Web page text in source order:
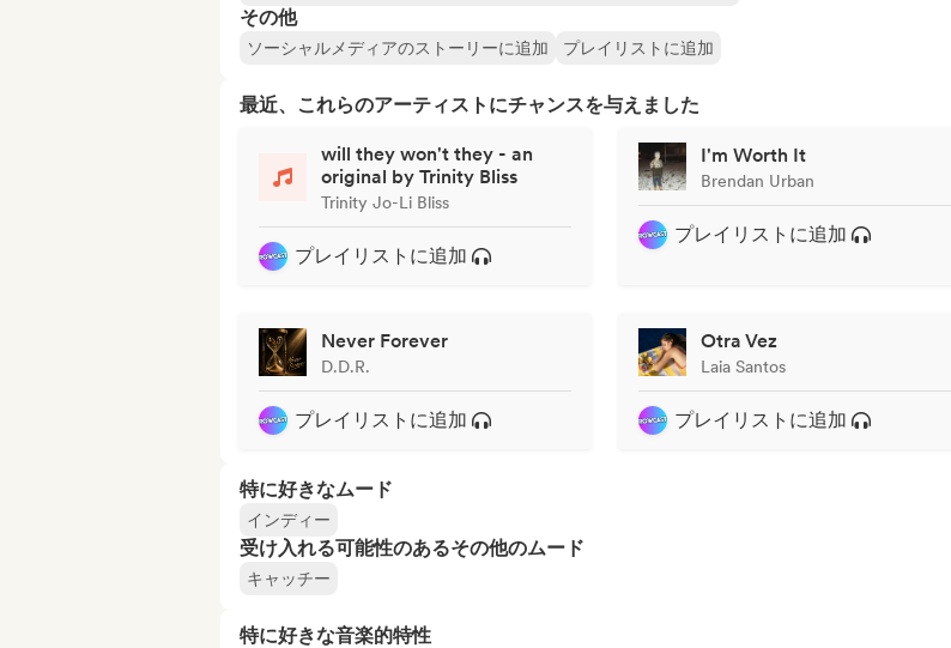
その他
ソーシャルメディアのストーリーに追加 プレイリストに追加
最近、これらのアーティストにチャンスを与えました
will they won't they - an
original by Trinity Bliss
Trinity Jo-Li Bliss
プレイリストに追加
I'm Worth It
Brendan Urban
プレイリストに追加
Never Forever
D.D.R.
プレイリストに追加
Otra Vez
Laia Santos
プレイリストに追加
特に好きなムード
インディー
受け入れる可能性のあるその他のムード
キャッチー
特に好きな音楽的特性